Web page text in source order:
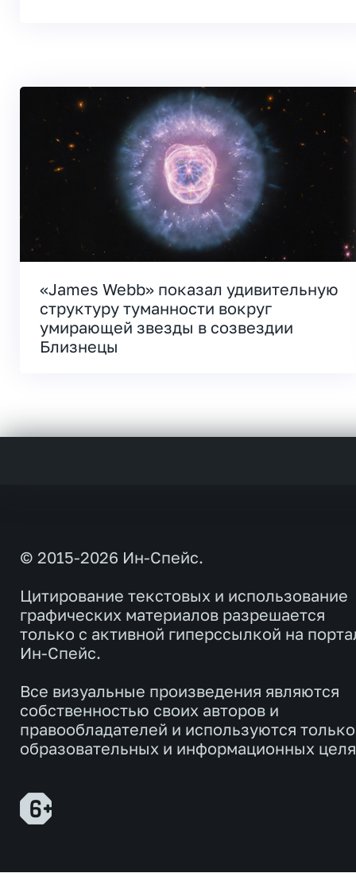
«James Webb» показал удивительную
структуру туманности вокруг
умирающей звезды в созвездии
Близнецы
© 2015-2026 Ин-Спейс.
Цитирование текстовых и использование
графических материалов разрешается
только с активной гиперссылкой на
Ин-Спейс.
Все визуальные произведения являются
собственностью своих авторов и
правообладателей и используются
образовательных и информационных